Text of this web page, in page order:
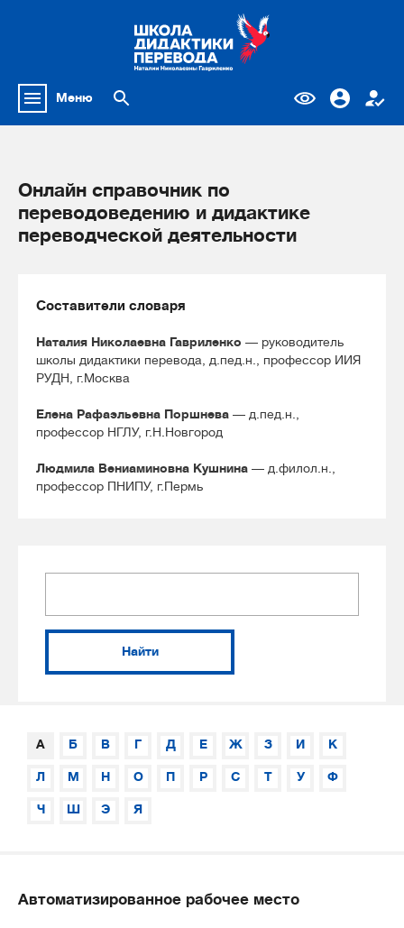
Меню
Онлайн справочник по
переводоведению и дидактике
переводческой деятельности
Составители словаря
Наталия Николаевна Гавриленко — руководитель
школы дидактики перевода, д.пед.н., профессор ИИЯ
РУДН, г.Москва
Елена Рафаэльевна Поршнева — д.пед.н.,
профессор НГЛУ, г.Н.Новгород
Людмила Вениаминовна Кушнина — д.филол.н.,
профессор ПНИПУ, г.Пермь
Найти
А Б В Г Д Е Ж З И К
Л М Н О П Р С Т У Ф
Ч Ш Э Я
Автоматизированное рабочее место